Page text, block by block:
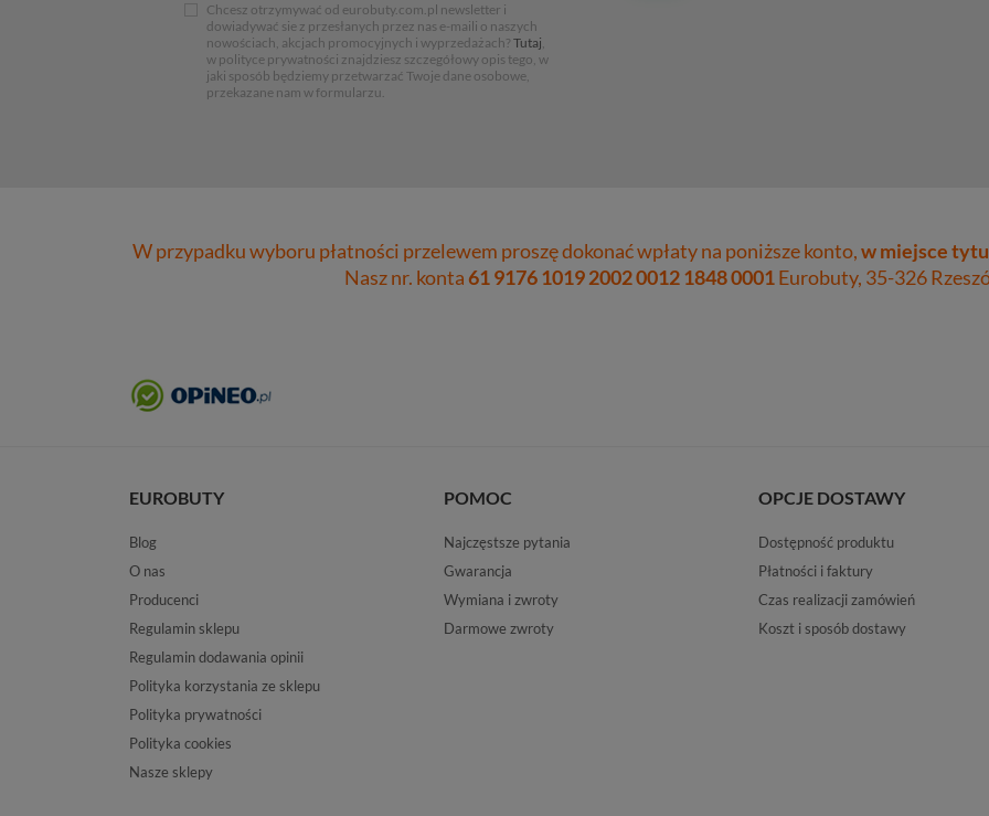
Chcesz otrzymywać od eurobuty.com.pl newsletter i
dowiadywać sie z przesłanych przez nas e-maili o naszych
nowościach, akcjach promocyjnych i wyprzedażach? Tutaj,
w polityce prywatności znajdziesz szczegółowy opis tego, w
jaki sposób będziemy przetwarzać Twoje dane osobowe,
przekazane nam w formularzu.
W przypadku wyboru płatności przelewem proszę dokonać wpłaty na poniższe konto,w miejsce
Nasz nr. konta61 9176 1019 2002 0012 1848 0001Eurobuty, 35-326
EUROBUTY
Blog
O nas
Producenci
Regulamin sklepu
Regulamin dodawania opinii
Polityka korzystania ze sklepu
Polityka prywatności
Polityka cookies
Nasze sklepy
POMOC
Najczęstsze pytania
Gwarancja
Wymiana i zwroty
Darmowe zwroty
OPCJE DOSTAWY
Dostępność produktu
Płatności i faktury
Czas realizacji zamówień
Koszt i sposób dostawy